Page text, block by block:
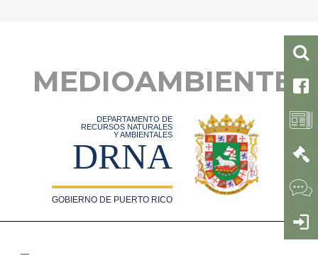
MEDIOAMBIENTE
DEPARTAMENTO DE
RECURSOS NATURALES
Y AMBIENTALES
DRNA
GOBIERNO DE PUERTO RICO